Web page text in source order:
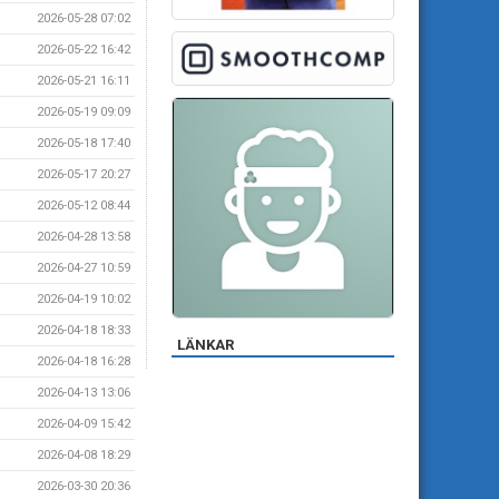
2026-05-28 07:02
2026-05-22 16:42
2026-05-21 16:11
2026-05-19 09:09
2026-05-18 17:40
2026-05-17 20:27
2026-05-12 08:44
2026-04-28 13:58
2026-04-27 10:59
2026-04-19 10:02
2026-04-18 18:33
2026-04-18 16:28
2026-04-13 13:06
2026-04-09 15:42
2026-04-08 18:29
2026-03-30 20:36
LÄNKAR